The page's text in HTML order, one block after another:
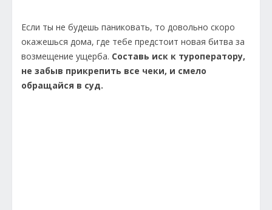
Если ты не будешь паниковать, то довольно скоро
окажешься дома, где тебе предстоит новая битва за
возмещение ущерба. Составь иск к туроператору,
не забыв прикрепить все чеки, и смело
обращайся в суд.